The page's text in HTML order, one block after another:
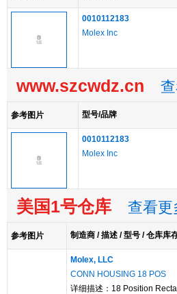
0010112183
Molex Inc
www.szcwdz.cn
参考图片 型号/品牌
0010112183
Molex Inc
美国1号仓库 查看更
参考图片 制造商 / 描述 / 型号 / 仓库库
Molex, LLC
CONN HOUSING 18 POS
详细描述：18 Position